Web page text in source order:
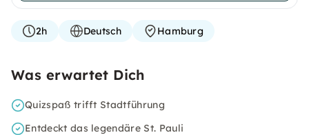
2h Deutsch Hamburg
Was erwartet Dich
Quizspaß trifft Stadtführung
Entdeckt das legendäre St. Pauli